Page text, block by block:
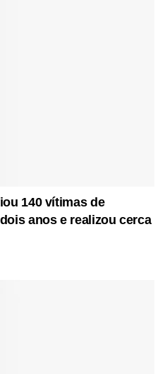
140 vítimas de
anos e realizou cerca